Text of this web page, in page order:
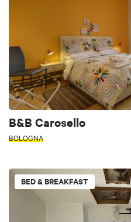
B&B Carosello
BOLOGNA
BED & BREAKFAST